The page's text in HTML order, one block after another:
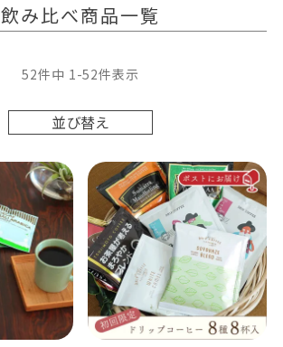
飲み比べ商品一覧
並び替え
52件中 1 -52件表示